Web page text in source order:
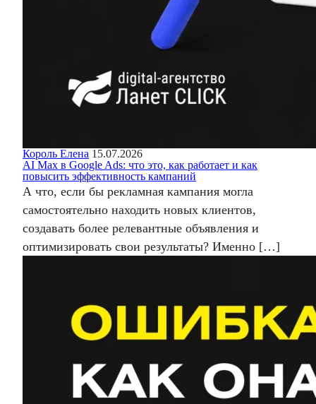
Король Елена 15.07.2026
AI Max в Google Ads: что это, как работает и как
повысить эффективность кампаний
А что, если бы рекламная кампания могла
самостоятельно находить новых клиентов,
создавать более релевантные объявления и
оптимизировать свои результаты? Именно […]